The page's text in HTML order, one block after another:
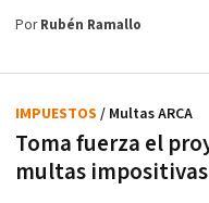
PorRubén Ramallo
Toma fuerza el
multas impositivas
IMPUESTOS / Multas ARCA